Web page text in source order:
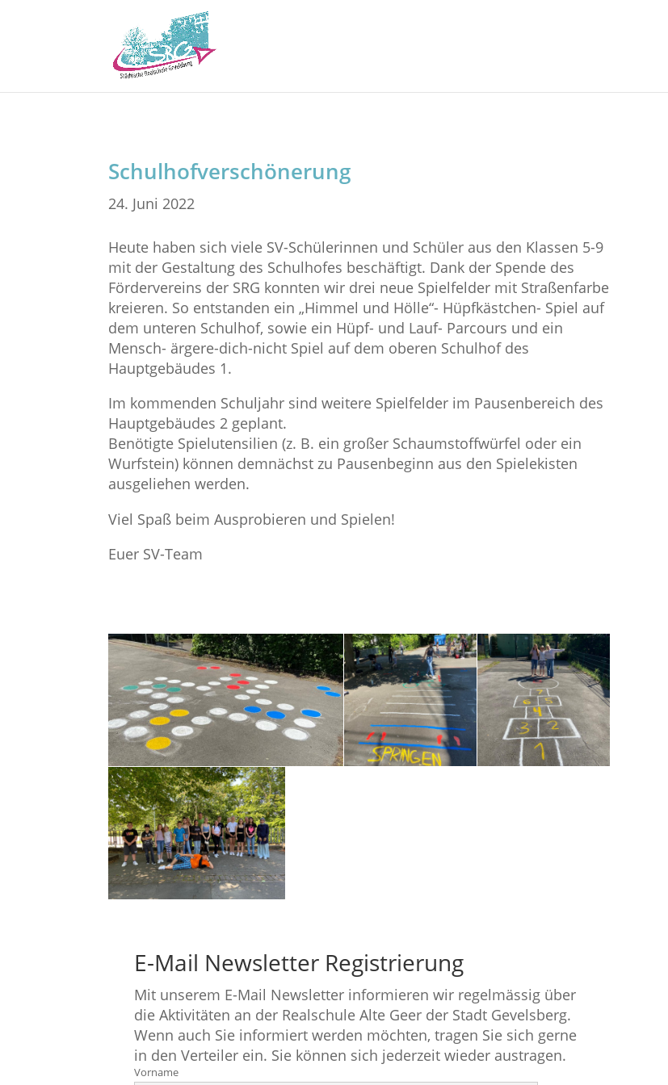
Schulhofverschönerung
24. Juni 2022
Heute haben sich viele SV-Schülerinnen und Schüler aus den Klassen 5-9
mit der Gestaltung des Schulhofes beschäftigt. Dank der Spende des
Fördervereins der SRG konnten wir drei neue Spielfelder mit Straßenfarbe
kreieren. So entstanden ein „Himmel und Hölle“- Hüpfkästchen- Spiel auf
dem unteren Schulhof, sowie ein Hüpf- und Lauf- Parcours und ein
Mensch- ärgere-dich-nicht Spiel auf dem oberen Schulhof des
Hauptgebäudes 1.
Im kommenden Schuljahr sind weitere Spielfelder im Pausenbereich des
Hauptgebäudes 2 geplant.
Benötigte Spielutensilien (z. B. ein großer Schaumstoffwürfel oder ein
Wurfstein) können demnächst zu Pausenbeginn aus den Spielekisten
ausgeliehen werden.
Viel Spaß beim Ausprobieren und Spielen!
Euer SV-Team
E-Mail Newsletter Registrierung
Mit unserem E-Mail Newsletter informieren wir regelmässig über
die Aktivitäten an der Realschule Alte Geer der Stadt Gevelsberg.
Wenn auch Sie informiert werden möchten, tragen Sie sich gerne
in den Verteiler ein. Sie können sich jederzeit wieder austragen.
Vorname